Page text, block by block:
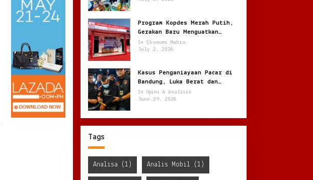
Program Kopdes Merah Putih,
Gerakan Baru Menguatkan
Ekonomi Desa dari Akar Rumput
In Ekonomi Makro
July 2, 2026
Kasus Penganiayaan Pacar di
Bandung, Luka Berat dan
Penyekapan !
In Opini & Analisis
June 29, 2026
Tags
Analisa (1) Analis Mobil (1)